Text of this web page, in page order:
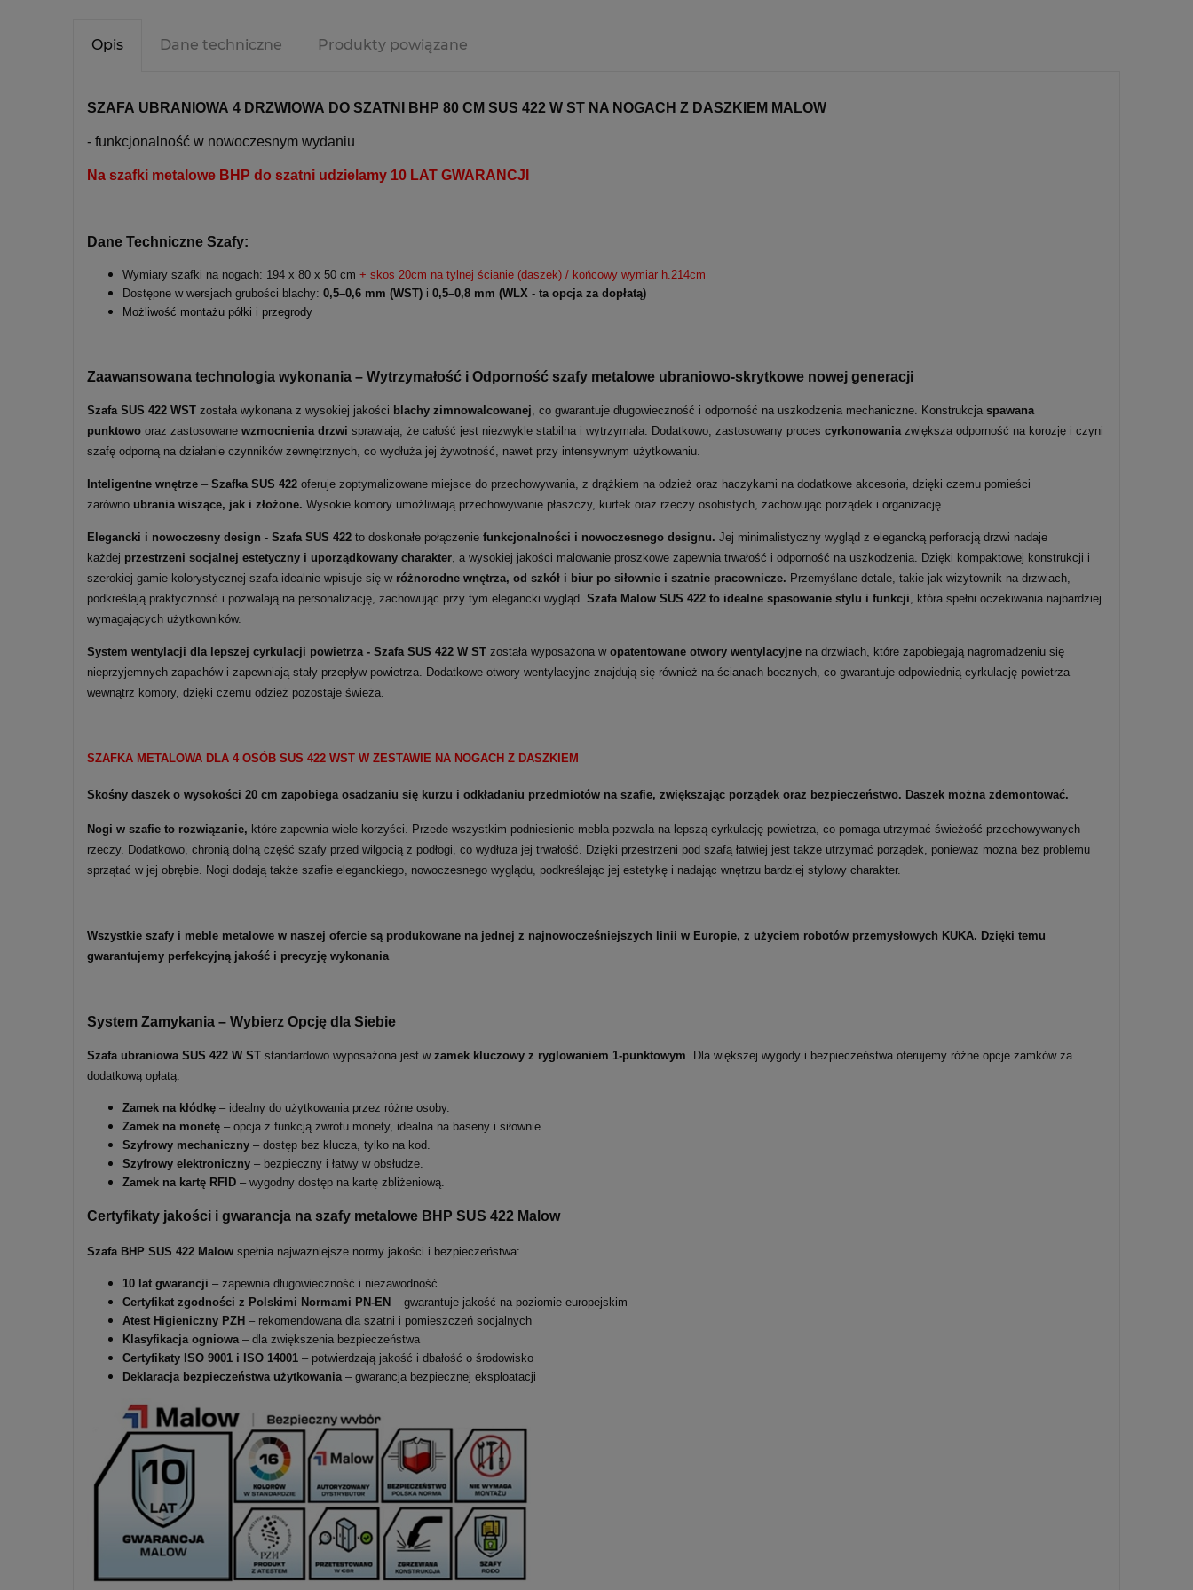
Opis Dane techniczne Produkty powiązane
SZAFA UBRANIOWA 4 DRZWIOWA DO SZATNI BHP 80 CM SUS 422 W ST NA NOGACH Z DASZKIEM MALOW
- funkcjonalność w nowoczesnym wydaniu
Na szafki metalowe BHP do szatni udzielamy 10 LAT GWARANCJI
Dane Techniczne Szafy:
Wymiary szafki na nogach: 194 x 80 x 50 cm + skos 20cm na tylnej ścianie (daszek) / końcowy wymiar h.214cm
Dostępne w wersjach grubości blachy: 0,5–0,6 mm (WST) i 0,5–0,8 mm (WLX - ta opcja za dopłatą)
Możliwość montażu półki i przegrody
Zaawansowana technologia wykonania – Wytrzymałość i Odporność szafy metalowe ubraniowo-skrytkowe nowej generacji
Szafa SUS 422 WST została wykonana z wysokiej jakości blachy zimnowalcowanej, co gwarantuje długowieczność i odporność na uszkodzenia mechaniczne. Konstrukcja spawana
punktowo oraz zastosowane wzmocnienia drzwi sprawiają, że całość jest niezwykle stabilna i wytrzymała. Dodatkowo, zastosowany proces cyrkonowaniazwiększa odporność na korozję i czyni
szafę odporną na działanie czynników zewnętrznych, co wydłuża jej żywotność, nawet przy intensywnym użytkowaniu.
Inteligentne wnętrze – Szafka SUS 422 oferuje zoptymalizowane miejsce do przechowywania, z drążkiem na odzież oraz haczykami na dodatkowe akcesoria, dzięki czemu pomieści
zarówno ubrania wiszące, jak i złożone. Wysokie komory umożliwiają przechowywanie płaszczy, kurtek oraz rzeczy osobistych, zachowując porządek i organizację.
Elegancki i nowoczesny design - Szafa SUS 422 to doskonałe połączenie funkcjonalności i nowoczesnego designu. Jej minimalistyczny wygląd z elegancką perforacją drzwi nadaje
każdej przestrzeni socjalnej estetyczny i uporządkowany charakter, a wysokiej jakości malowanie proszkowe zapewnia trwałość i odporność na uszkodzenia. Dzięki kompaktowej konstrukcji i
szerokiej gamie kolorystycznej szafa idealnie wpisuje się w różnorodne wnętrza, od szkół i biur po siłownie i szatnie pracownicze. Przemyślane detale, takie jak wizytownik na drzwiach,
podkreślają praktyczność i pozwalają na personalizację, zachowując przy tym elegancki wygląd. Szafa Malow SUS 422 to idealne spasowanie stylu i funkcji, która spełni oczekiwania najbardziej
wymagających użytkowników.
System wentylacji dla lepszej cyrkulacji powietrza - Szafa SUS 422 W ST została wyposażona w opatentowane otwory wentylacyjne na drzwiach, które zapobiegają nagromadzeniu się
nieprzyjemnych zapachów i zapewniają stały przepływ powietrza. Dodatkowe otwory wentylacyjne znajdują się również na ścianach bocznych, co gwarantuje odpowiednią cyrkulację powietrza
wewnątrz komory, dzięki czemu odzież pozostaje świeża.
SZAFKA METALOWA DLA 4 OSÓB SUS 422 WST W ZESTAWIE NA NOGACH Z DASZKIEM
Skośny daszek o wysokości 20 cm zapobiega osadzaniu się kurzu i odkładaniu przedmiotów na szafie, zwiększając porządek oraz bezpieczeństwo. Daszek można zdemontować.
Nogi w szafie to rozwiązanie, które zapewnia wiele korzyści. Przede wszystkim podniesienie mebla pozwala na lepszą cyrkulację powietrza, co pomaga utrzymać świeżość przechowywanych
rzeczy. Dodatkowo, chronią dolną część szafy przed wilgocią z podłogi, co wydłuża jej trwałość. Dzięki przestrzeni pod szafą łatwiej jest także utrzymać porządek, ponieważ można bez problemu
sprzątać w jej obrębie. Nogi dodają także szafie eleganckiego, nowoczesnego wyglądu, podkreślając jej estetykę i nadając wnętrzu bardziej stylowy charakter.
Wszystkie szafy i meble metalowe w naszej ofercie są produkowane na jednej z najnowocześniejszych linii w Europie, z użyciem robotów przemysłowych KUKA. Dzięki temu
gwarantujemy perfekcyjną jakość i precyzję wykonania
System Zamykania – Wybierz Opcję dla Siebie
Szafa ubraniowa SUS 422 W ST standardowo wyposażona jest w zamek kluczowy z ryglowaniem 1-punktowym . Dla większej wygody i bezpieczeństwa oferujemy różne opcje zamków za
dodatkową opłatą:
Zamek na kłódkę – idealny do użytkowania przez różne osoby.
Zamek na monetę – opcja z funkcją zwrotu monety, idealna na baseny i siłownie.
Szyfrowy mechaniczny – dostęp bez klucza, tylko na kod.
Szyfrowy elektroniczny – bezpieczny i łatwy w obsłudze.
Zamek na kartę RFID – wygodny dostęp na kartę zbliżeniową.
Certyfikaty jakości i gwarancja na szafy metalowe BHP SUS 422 Malow
Szafa BHP SUS 422 Malow spełnia najważniejsze normy jakości i bezpieczeństwa:
10 lat gwarancji – zapewnia długowieczność i niezawodność
Certyfikat zgodności z Polskimi Normami PN-EN – gwarantuje jakość na poziomie europejskim
Atest Higieniczny PZH – rekomendowana dla szatni i pomieszczeń socjalnych
Klasyfikacja ogniowa – dla zwiększenia bezpieczeństwa
Certyfikaty ISO 9001 i ISO 14001 – potwierdzają jakość i dbałość o środowisko
Deklaracja bezpieczeństwa użytkowania – gwarancja bezpiecznej eksploatacji